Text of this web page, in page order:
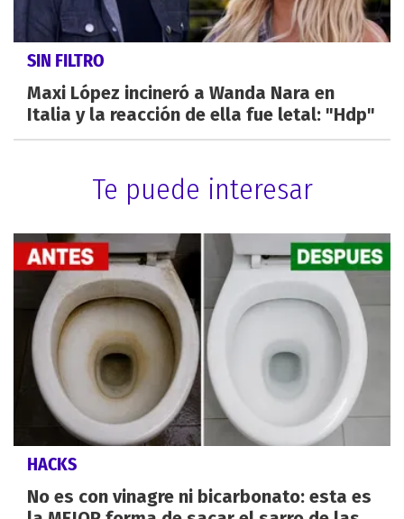
SIN FILTRO
Maxi López incineró a Wanda Nara en
Italia y la reacción de ella fue letal: "Hdp"
Te puede interesar
HACKS
No es con vinagre ni bicarbonato: esta es